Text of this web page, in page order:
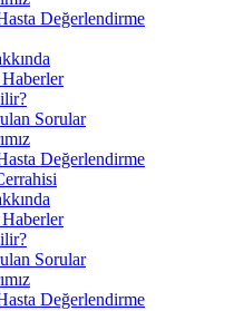
Değerlendirme
Sorular
Değerlendirme
Sorular
Değerlendirme